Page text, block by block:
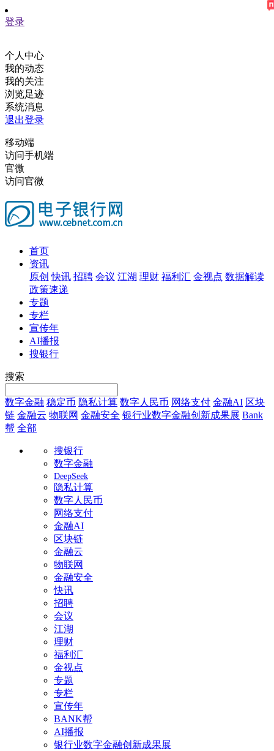
登录
个人中心
我的动态
我的关注
浏览足迹
系统消息
退出登录
移动端
访问手机端
官微
访问官微
首页
资讯
原创 快讯 招聘 会议 江湖 理财 福利汇 金视点 数据解读
政策速递
专题
专栏
宣传年
AI播报
搜银行
搜索
数字金融 稳定币 隐私计算 数字人民币 网络支付 金融AI 区块
链 金融云 物联网 金融安全 银行业数字金融创新成果展 Bank
帮 全部
搜银行
数字金融
DeepSeek
隐私计算
数字人民币
网络支付
金融AI
区块链
金融云
物联网
金融安全
快讯
招聘
会议
江湖
理财
福利汇
金视点
专题
专栏
宣传年
BANK帮
AI播报
银行业数字金融创新成果展